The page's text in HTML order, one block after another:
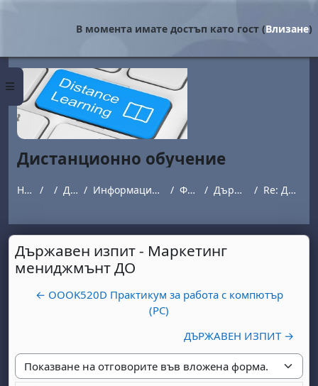
Страничен панел
В момента имате достъп като гост (Влизане)
Дистанционно обучение
Начална страница Курсове
Дистанционно обучение Информация за студенти обучаващи се в програми с дистанционна форма на обучение. Форум за въпроси и отговори Държавен изпит - Маркетинг мениджмънт ДО Re: Държавен изпит - Маркетинг мениджмънт ДО
Държавен изпит - Маркетинг
мениджмънт ДО
← OOOK520D Практикум за работа с компютър
(PC)
ДЪРЖАВЕН ИЗПИТ →
Начин на показване